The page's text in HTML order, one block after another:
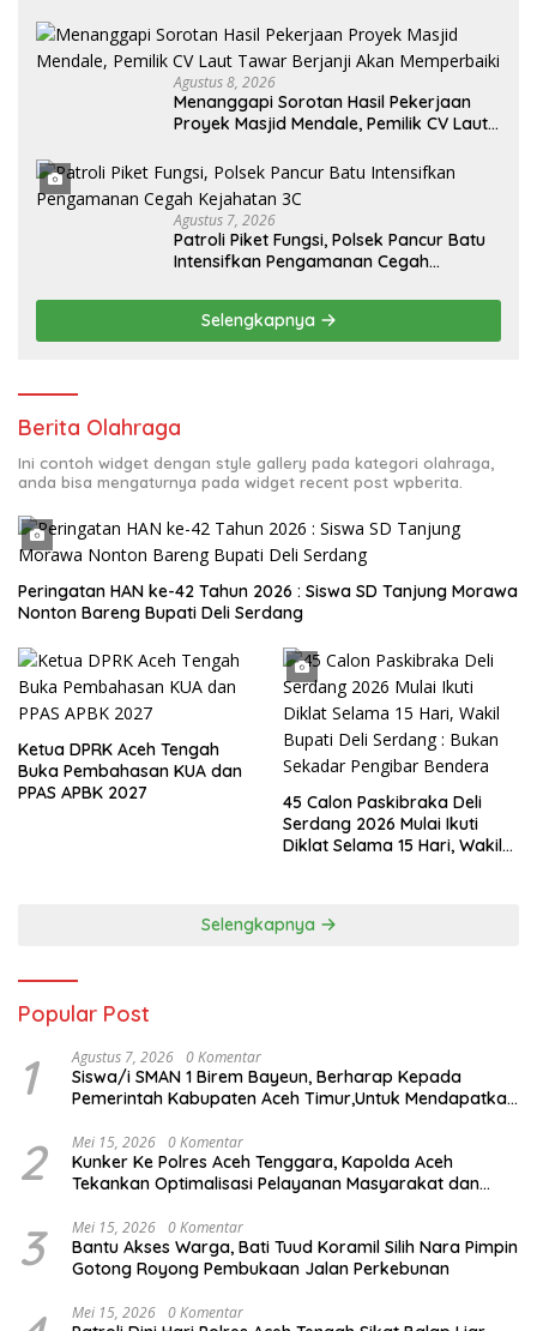
Agustus 8, 2026
Menanggapi Sorotan Hasil Pekerjaan
Proyek Masjid Mendale, Pemilik CV Laut
Agustus 7, 2026
Patroli Piket Fungsi, Polsek Pancur Batu
Intensifkan Pengamanan Cegah
Selengkapnya
Berita Olahraga
Ini contoh widget dengan style gallery pada kategori olahraga,
anda bisa mengaturnya pada widget recent post wpberita.
Peringatan HAN ke-42 Tahun 2026 : Siswa SD Tanjung Morawa
Nonton Bareng Bupati Deli Serdang
Ketua DPRK Aceh Tengah
Buka Pembahasan KUA dan
PPAS APBK 2027
45 Calon Paskibraka Deli
Serdang 2026 Mulai Ikuti
Diklat Selama 15 Hari, Wakil
Selengkapnya
Popular Post
1 Agustus 7, 2026 0 Komentar
Siswa/i SMAN 1 Birem Bayeun, Berharap Kepada
Pemerintah Kabupaten Aceh Timur,Untuk Mendapatkan
2 Mei 15, 2026 0 Komentar
Kunker Ke Polres Aceh Tenggara, Kapolda Aceh
Tekankan Optimalisasi Pelayanan Masyarakat dan
3 Mei 15, 2026 0 Komentar
Bantu Akses Warga, Bati Tuud Koramil Silih Nara Pimpin
Gotong Royong Pembukaan Jalan Perkebunan
Mei 15, 2026 0 Komentar